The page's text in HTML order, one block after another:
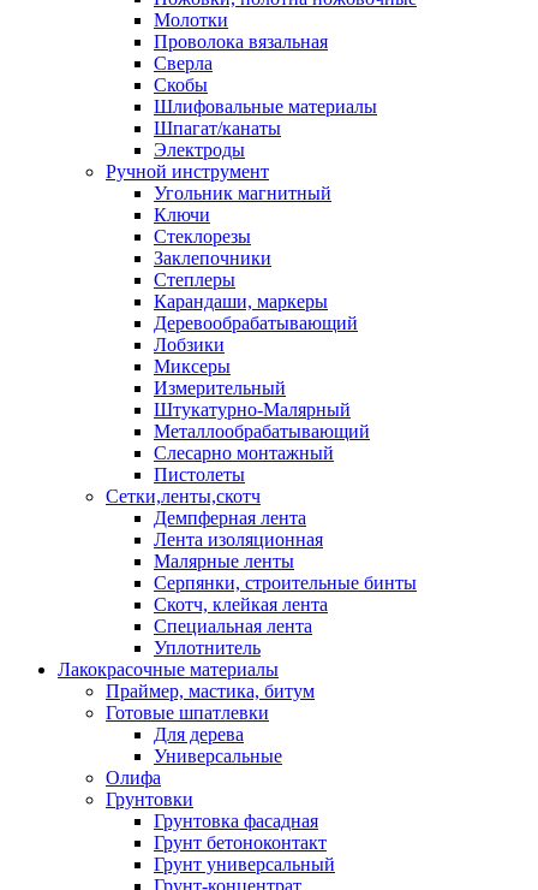
Молотки
Проволока вязальная
Сверла
Скобы
Шлифовальные материалы
Шпагат/канаты
Электроды
Ручной инструмент
Угольник магнитный
Ключи
Стеклорезы
Заклепочники
Степлеры
Карандаши, маркеры
Деревообрабатывающий
Лобзики
Миксеры
Измерительный
Штукатурно-Малярный
Металлообрабатывающий
Слесарно монтажный
Пистолеты
Сетки,ленты,скотч
Демпферная лента
Лента изоляционная
Малярные ленты
Серпянки, строительные бинты
Скотч, клейкая лента
Специальная лента
Уплотнитель
Лакокрасочные материалы
Праймер, мастика, битум
Готовые шпатлевки
Для дерева
Универсальные
Олифа
Грунтовки
Грунтовка фасадная
Грунт бетоноконтакт
Грунт универсальный